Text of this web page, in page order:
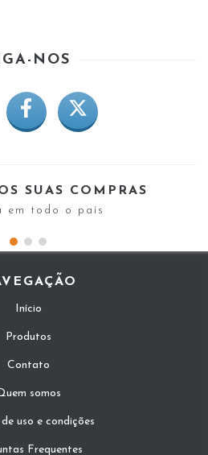
NOS
SUAS COMPRAS
em todo o país
Início
Produtos
Contato
somos
de uso e condições
Frequentes